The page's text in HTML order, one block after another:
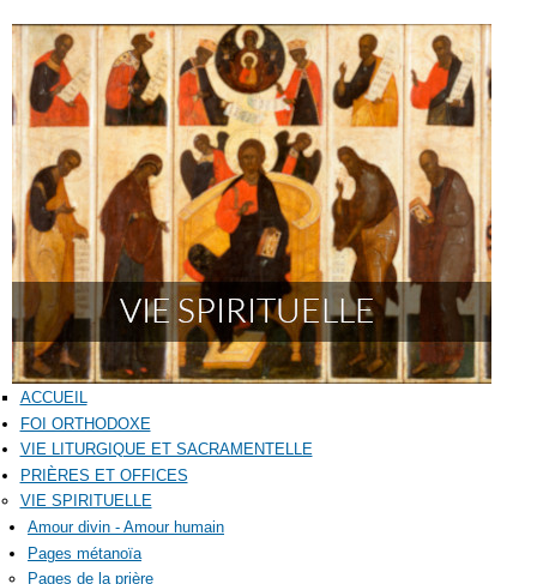
ACCUEIL
FOI ORTHODOXE
VIE LITURGIQUE ET SACRAMENTELLE
PRIÈRES ET OFFICES
VIE SPIRITUELLE
Amour divin - Amour humain
Pages métanoïa
Pages de la prière